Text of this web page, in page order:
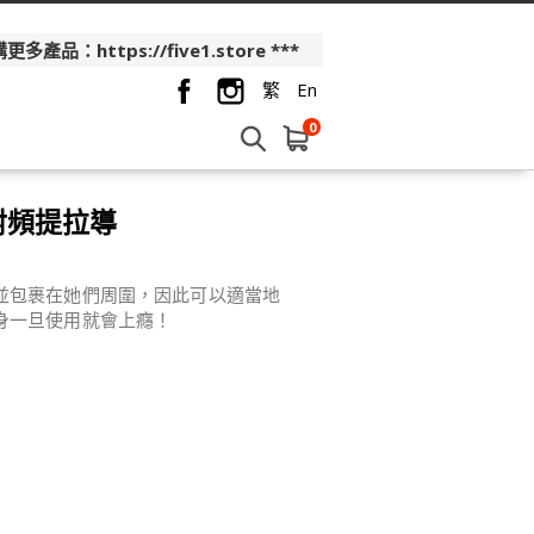
更多產品：https://five1.store ***
繁
En
0
提拉導
裹在她們周圍，因此可以適當地
旦使用就會上癮！